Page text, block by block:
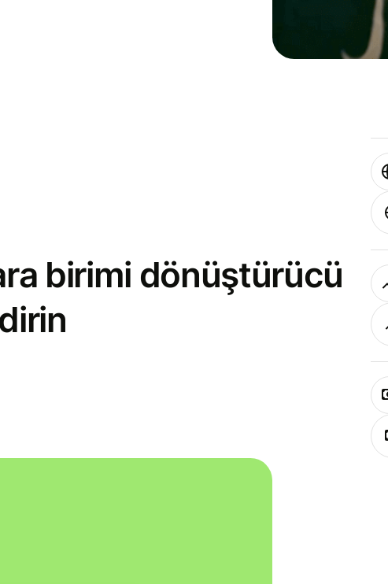
birimi dönüştürücü